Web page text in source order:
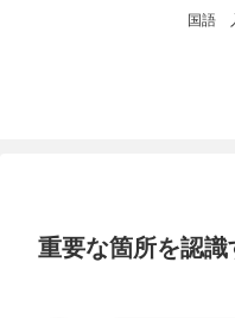
国語
重要な箇所を認